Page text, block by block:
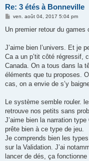
Re: 3 étés à Bonneville
M
s
g
ven. août 04, 2017 5:04 pm
Un premier retour du games
J’aime bien l’univers. Et je
Ca a un p’tit côté régressif,
Canada. On a tous dans la
éléments que tu proposes.
cas, on a envie de s’y
Le système semble rouler.
retrouve nos petits sans
J’aime bien la narration
prête bien à ce type de jeu.
Je comprends bien les
sur la Validation. J’ai
lancer de dés, ça